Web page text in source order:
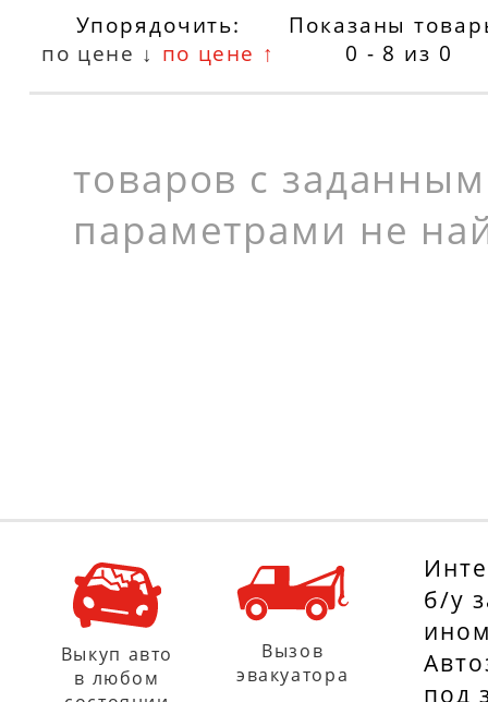
Упорядочить:
по цене ↓ по цене ↑
Показаны
0 - 8 из 0
товаров с
параметрами не
б/у
под
Выкуп авто
в любом
Вызов
эвакуатора